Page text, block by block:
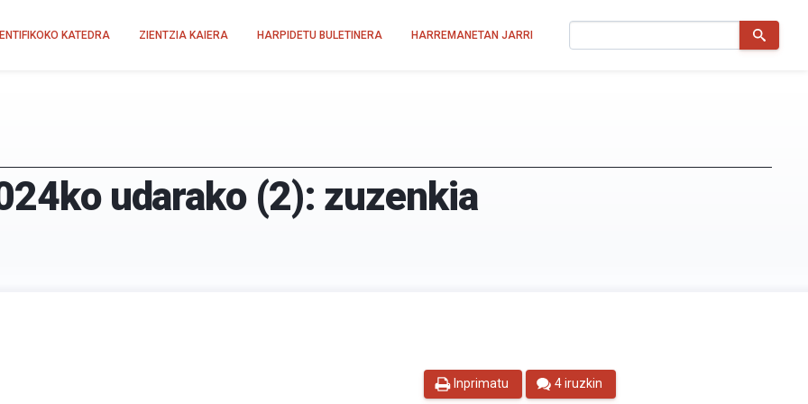
KATEDRA ZIENTZIA KAIERA HARPIDETU BULETINERA HARREMANETAN JARRI
udarako (2): zuzenkia
Inprimatu 4 iruzkin